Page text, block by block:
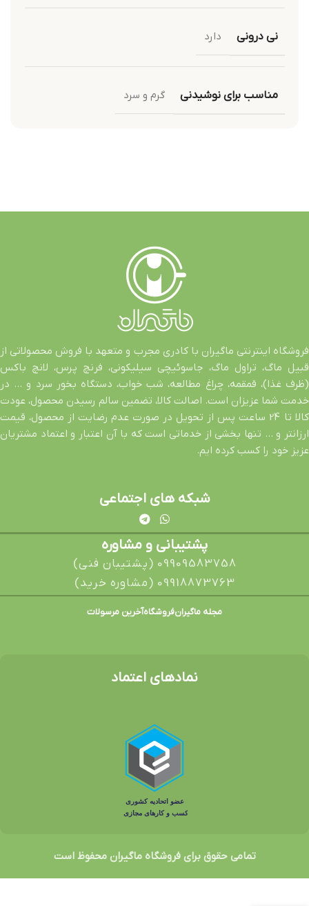
نی درونی دارد
مناسب برای نوشیدنی گرم و سرد
فروشگاه اینترنتی ماگیران با کادری مجرب و متعهد با فروش محصولاتی از
قبیل ماگ، تراول ماگ، جاسوئیچی سیلیکونی، فرنچ پرس، لانچ باکس
(ظرف غذا)، قمقمه، چراغ مطالعه، شب خواب، دستگاه بخور سرد و … در
خدمت شما عزیزان است. اصالت کالا، تضمین سالم رسیدن محصول، عودت
کالا تا 24 ساعت پس از تحویل در صورت عدم رضایت از محصول، قیمت
ارزانتر و … تنها بخشی از خدماتی است که با آن اعتبار و اعتماد مشتریان
عزیز خود را کسب کرده ایم.
شبکه های اجتماعی
پشتیبانی و مشاوره
09909583758 (پشتیبان فنی)
09918873763 (مشاوره خرید)
مجله ماگیرانفروشگاهآخرین مرسولات
نمادهای اعتماد
تمامی حقوق برای فروشگاه ماگیران محفوظ است